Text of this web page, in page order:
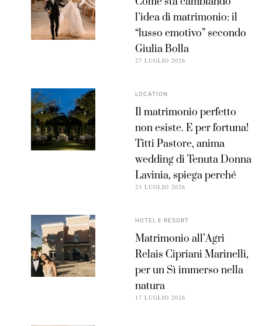
l’idea di matrimonio: il
“lusso emotivo” secondo
Giulia Bolla
27 LUGLIO 2026
LOCATION
Il matrimonio perfetto
non esiste. E per fortuna!
Titti Pastore, anima
wedding di Tenuta Donna
Lavinia, spiega perché
23 LUGLIO 2026
HOTEL E RESORT
Matrimonio all’Agri
Relais Cipriani Marinelli,
per un Sì immerso nella
natura
17 LUGLIO 2026